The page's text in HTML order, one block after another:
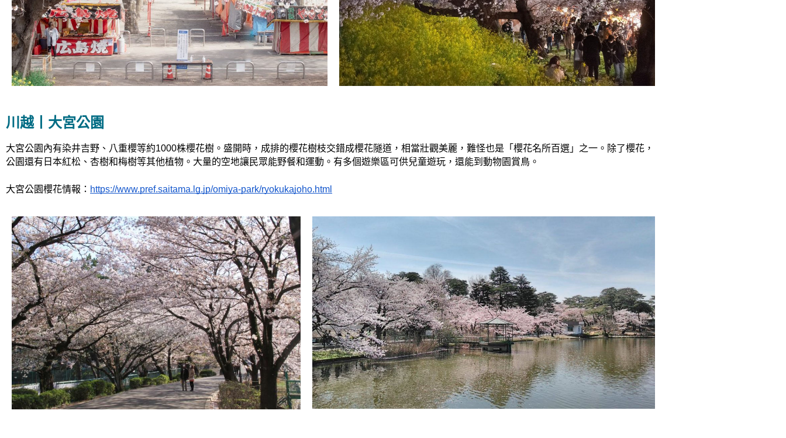
川越丨大宮公園
大宮公園內有染井吉野、八重櫻等約1000株櫻花樹。盛開時，成排的櫻花樹枝交錯成櫻花隧道，相當壯觀美麗，難怪也是「櫻花名所百選」之一。除了櫻花，
公園還有日本紅松、杏樹和梅樹等其他植物。大量的空地讓民眾能野餐和運動。有多個遊樂區可供兒童遊玩，還能到動物園賞鳥。
大宮公園櫻花情報： https://www.pref.saitama.lg.jp/omiya-park/ryokukajoho.html